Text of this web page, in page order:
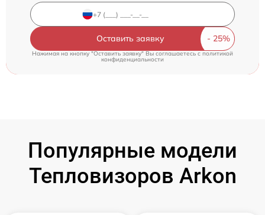
Оставить заявку
Нажимая на кнопку "Оставить заявку" Вы соглашаетесь c политикой
конфиденциальности
Популярные модели
Тепловизоров Arkon